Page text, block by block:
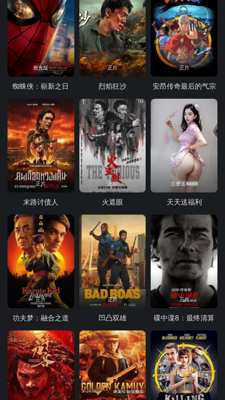
抢先版
蜘蛛侠：崭新之日
正片
烈焰狂沙
正片
安昂传奇最后的气宗
正片
末路讨债人
正片
火遮眼
注册送8888
天天送福利
正片
功夫梦：融合之道
正片
凹凸双雄
正片
碟中谍8：最终清算